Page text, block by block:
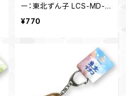
ー：東北ずん子 LCS-MD-K
E01ZK01
¥770